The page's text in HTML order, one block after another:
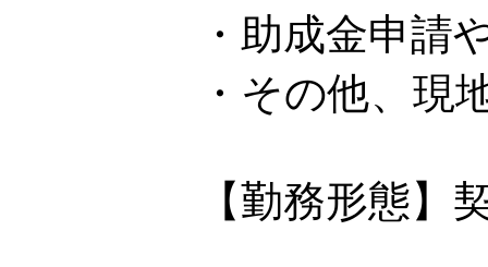
・助成金申請
・その他、現
【勤務形態】